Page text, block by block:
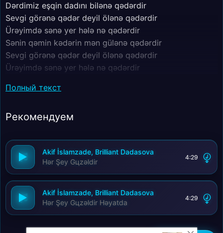
Dərdimiz eşqin dadını bilənə qədərdir
Sevgi görənə qədər deyil ölənə qədərdir
Ürəyimdə sənə yer hələ nə qədərdir
Sənin qəmin kədərin mən gülənə qədərdir
Sevgi görənə qədər deyil ölənə qədərdir
Ürəyimdə sənə yer hələ nə qədərdir
Sənin ey qəmin mən gülənə qədərdir
Sənin qəmin kədərin mən gülənə qədərdir
Ürəyimdə sənə yer hələ nə qədərdir
Полный текст
Рекомендуем
Akif İslamzade, Brilliant Dadasova
Hər Şey Gцzəldir
4:29
Akif İslamzade, Brilliant Dadasova
Hər Şey Gцzəldir Həyatda
4:29